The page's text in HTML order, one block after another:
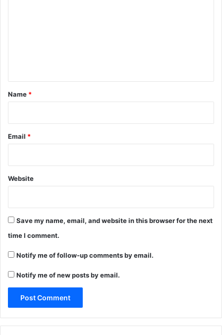
*
Name *
Email *
Website
Save my name, email, and website in this browser for the next
time I comment.
Notify me of follow-up comments by email.
Notify me of new posts by email.